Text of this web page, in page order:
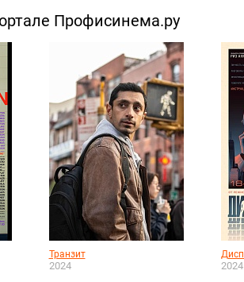
Профисинема.ру
Транзит
2024 2024